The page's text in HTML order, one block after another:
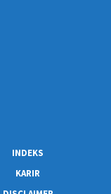
INDEKS
KARIR